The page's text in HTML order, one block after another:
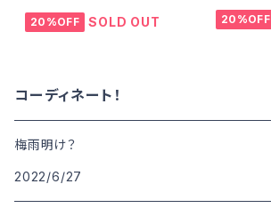
20%OFF SOLD OUT 20%OFF
コーディネート！
梅雨明け？
2022/6/27